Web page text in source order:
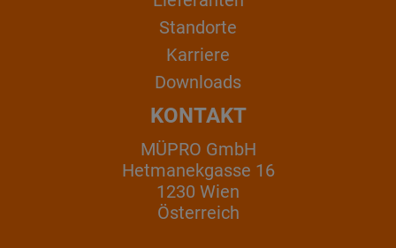
Standorte
Karriere
Downloads
KONTAKT
MÜPRO GmbH
Hetmanekgasse 16
1230 Wien
Österreich